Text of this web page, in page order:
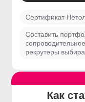
Сертификат
Составить
рекрутеры
Как